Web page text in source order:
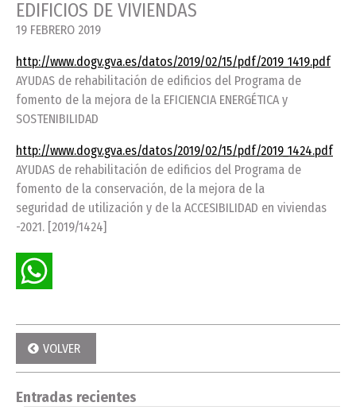
EDIFICIOS DE VIVIENDAS
19 FEBRERO 2019
http://www.dogv.gva.es/datos/2019/02/15/pdf/2019_1419.pdf
AYUDAS de rehabilitación de edificios del Programa de
fomento de la mejora de la EFICIENCIA ENERGÉTICA y
SOSTENIBILIDAD
http://www.dogv.gva.es/datos/2019/02/15/pdf/2019_1424.pdf
AYUDAS de rehabilitación de edificios del Programa de
fomento de la conservación, de la mejora de la
seguridad de utilización y de la ACCESIBILIDAD en viviendas
-2021. [2019/1424]
VOLVER
Entradas recientes